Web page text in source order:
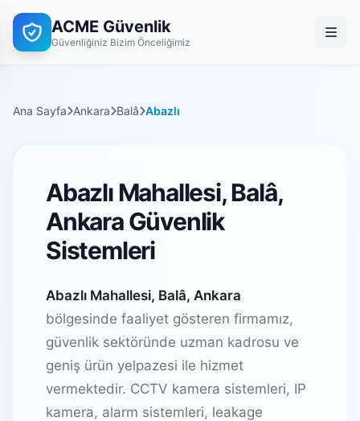
ACME Güvenlik
Güvenliğiniz Bizim Önceliğimiz
Ana Sayfa Ankara Balâ Abazlı
Abazlı Mahallesi, Balâ,
Ankara Güvenlik
Sistemleri
Abazlı Mahallesi, Balâ, Ankara
bölgesinde faaliyet gösteren firmamız,
güvenlik sektöründe uzman kadrosu ve
geniş ürün yelpazesi ile hizmet
vermektedir. CCTV kamera sistemleri, IP
kamera, alarm sistemleri, leakage